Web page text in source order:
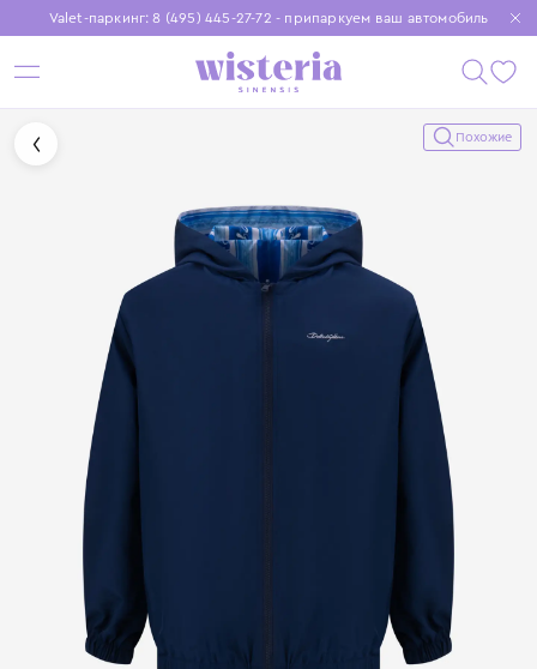
Valet-паркинг: 8 (495) 445-27-72 - припаркуем ваш автомобиль
Бесплатная доставка при заказе от 15 000 ₽
Установите приложение, чтобы покупки были еще удобнее
Похожие